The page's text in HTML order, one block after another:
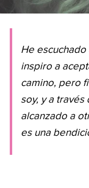
He
inspiro a
camino, pero
soy, y a
alcanzado a
es una